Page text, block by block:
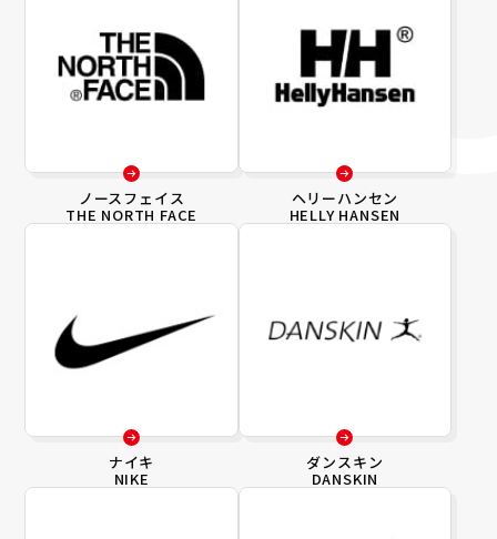
ノースフェイス
THE NORTH FACE
ヘリーハンセン
HELLY HANSEN
ナイキ
NIKE
ダンスキン
DANSKIN